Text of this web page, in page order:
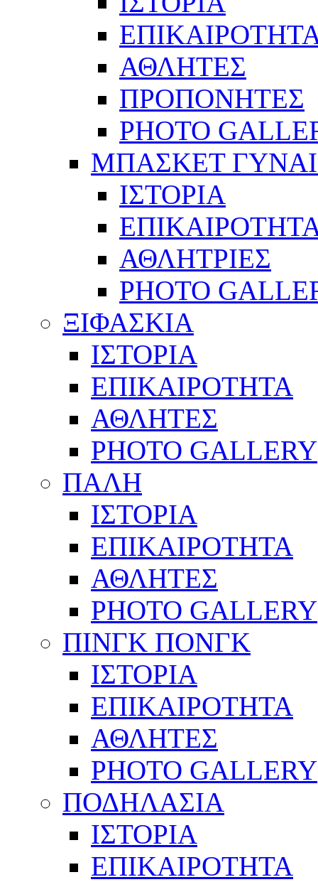
ΑΘΛΗΤΕΣ
ΠΡΟΠΟΝΗΤΕΣ
PHOTO
ΜΠΑΣΚΕΤ
ΙΣΤΟΡΙΑ
ΑΘΛΗΤΡΙΕΣ
PHOTO
ΞΙΦΑΣΚΙΑ
ΙΣΤΟΡΙΑ
ΕΠΙΚΑΙΡΟΤΗΤΑ
ΑΘΛΗΤΕΣ
PHOTO GALLERY
ΠΑΛΗ
ΙΣΤΟΡΙΑ
ΕΠΙΚΑΙΡΟΤΗΤΑ
ΑΘΛΗΤΕΣ
PHOTO GALLERY
ΠΙΝΓΚ ΠΟΝΓΚ
ΙΣΤΟΡΙΑ
ΕΠΙΚΑΙΡΟΤΗΤΑ
ΑΘΛΗΤΕΣ
PHOTO GALLERY
ΠΟΔΗΛΑΣΙΑ
ΙΣΤΟΡΙΑ
ΕΠΙΚΑΙΡΟΤΗΤΑ